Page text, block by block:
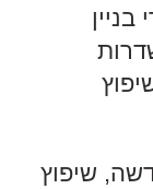
שיפוץ